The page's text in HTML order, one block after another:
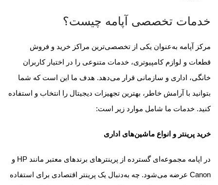
خدمات تخصصی آپامه چیست؟
مرکز آپامه به‌عنوان یکی از تخصصی‌ترین مراکز خرید و فروش
قطعات و لوازم کامپیوتری، خدمات متنوعی را در اختیار کاربران
خانگی، اداری و سازمانی قرار می‌دهد. هدف ما این است که شما
بتوانید با آرامش خاطر، بهترین تجهیزات دیجیتال را انتخاب و استفاده
کنید. خدمات ما شامل موارد زیر است:
خرید پرینتر و انواع ماشین‌های اداری
در اپامه مجموعه‌ای گسترده از پرینترهای برندهای معتبر مانند HP و
Canon عرضه می‌شود. چه به‌دنبال یک پرینتر اقتصادی برای استفاده